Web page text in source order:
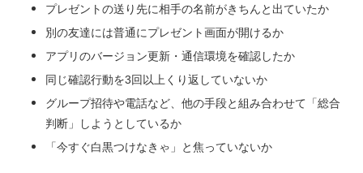
プレゼントの送り先に相手の名前がきちんと出ていたか
別の友達には普通にプレゼント画面が開けるか
アプリのバージョン更新・通信環境を確認したか
同じ確認行動を3回以上くり返していないか
グループ招待や電話など、他の手段と組み合わせて「総合
判断」しようとしているか
「今すぐ白黒つけなきゃ」と焦っていないか